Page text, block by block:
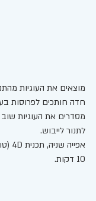
מוצאים את העוגיות
חדה חותכים לפרוסות
מסדרים את העוגיות שוב
לתנור לייבוש.
10 דקות.